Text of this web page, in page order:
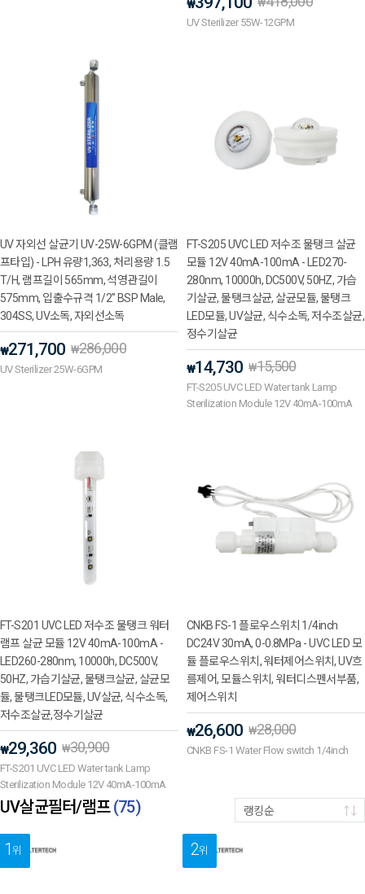
₩
UV Sterilizer 55W-12GPM
UV 자외선 살균기 UV-25W-6GPM (클램
프타입) - LPH 유량1,363, 처리용량 1.5
T/H, 램프길이 565mm, 석영관길이
575mm, 입출수규격 1/2" BSP Male,
304SS, UV소독, 자외선소독
₩271,700 ₩286,000
UV Sterilizer 25W-6GPM
FT-S205 UVC LED 저수조 물탱크 살균
모듈 12V 40mA-100mA - LED270-
280nm, 10000h, DC500V, 50HZ, 가습
기살균, 물탱크살균, 살균모듈, 물탱크
LED모듈, UV살균, 식수소독, 저수조살균,
정수기살균
₩14,730 ₩15,500
FT-S205 UVC LED Water tank Lamp
Sterilization Module 12V 40mA-100mA
FT-S201 UVC LED 저수조 물탱크 워터
램프 살균 모듈 12V 40mA-100mA -
LED260-280nm, 10000h, DC500V,
50HZ, 가습기살균, 물탱크살균, 살균모
듈, 물탱크LED모듈, UV살균, 식수소독,
저수조살균,정수기살균
₩29,360 ₩30,900
FT-S201 UVC LED Water tank Lamp
Sterilization Module 12V 40mA-100mA
CNKB FS-1 플로우스위치 1/4inch
DC24V 30mA, 0-0.8MPa - UVC LED 모
듈 플로우스위치, 워터제어스위치, UV흐
름제어, 모듈스위치, 워터디스펜서부품,
제어스위치
₩26,600 ₩28,000
CNKB FS-1 Water Flow switch 1/4inch
UV살균필터/램프(75) 랭킹순
1위 2위